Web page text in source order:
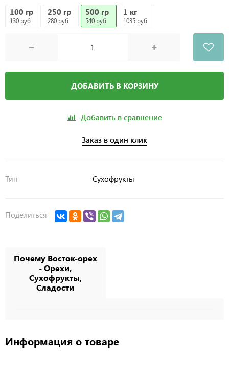
100 гр
130 руб
250 гр
280 руб
500 гр
540 руб
1 кг
1035 руб
ДОБАВИТЬ В КОРЗИНУ
Добавить в сравнение
Заказ в один клик
Тип Сухофрукты
Поделиться
Почему Восток-орех
- Орехи,
Сухофрукты,
Сладости
Информация о товаре